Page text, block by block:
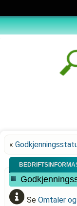
«
Se Omtaler